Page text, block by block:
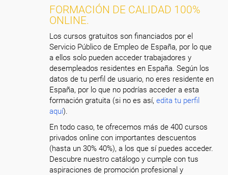
FORMACIÓN DE CALIDAD 100%
ONLINE.
Los cursos gratuitos son financiados por el
Servicio Público de Empleo de España, por lo que
a ellos solo pueden acceder trabajadores y
desempleados residentes en España. Según los
datos de tu perfil de usuario, no eres residente en
España, por lo que no podrías acceder a esta
formación gratuita (si no es así,edita tu perfil
aquí).
En todo caso, te ofrecemos más de 400 cursos
privados online con importantes descuentos
(hasta un 30% 40%), a los que sí puedes acceder.
Descubre nuestro catálogo y cumple con tus
aspiraciones de promoción profesional y